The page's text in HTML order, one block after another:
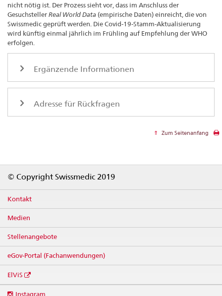
nicht nötig ist. Der Prozess sieht vor, dass im Anschluss der
GesuchstellerReal World Data (empirische Daten) einreicht, die von
Swissmedic geprüft werden. Die Covid-19-Stamm-Aktualisierung
wird künftig einmal jährlich im Frühling auf Empfehlung der WHO
erfolgen.
Ergänzende Informationen
Adresse für Rückfragen
Zum Seitenanfang
© Copyright Swissmedic 2019
Kontakt
Medien
Stellenangebote
eGov-Portal (Fachanwendungen)
ElViS
Instagram